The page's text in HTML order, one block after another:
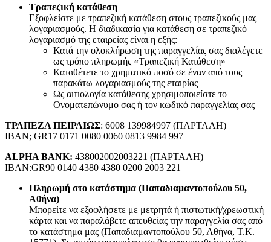
Τραπεζική κατάθεση
Εξοφλείστε με τραπεζική κατάθεση στους τραπεζικούς μας
λογαριασμούς. Η διαδικασία για κατάθεση σε τραπεζικό
λογαριασμό της εταιρείας είναι η εξής:
Κατά την ολοκλήρωση της παραγγελίας σας διαλέγετε
ως τρόπο πληρωμής «Τραπεζική Κατάθεση»
Καταθέτετε το χρηματικό ποσό σε έναν από τους
παρακάτω λογαριασμούς της εταιρίας
Ως αιτιολογία κατάθεσης χρησιμοποιείστε το
Ονοματεπώνυμο σας ή τον κωδικό παραγγελίας σας
ΤΡΑΠΕΖΑ ΠΕΙΡΑΙΩΣ: 6008 139984997 (ΠΑΡΤΑΛΗ)
IBAN; GR17 0171 0080 0060 0813 9984 997
ALPHA BANK: 438002002003221 (ΠΑΡΤΑΛΗ)
IBAN:GR90 0140 4380 4380 0200 2003 221
Πληρωμή στο κατάστημα (Παπαδιαμαντοπούλου 50,
Αθήνα)
Μπορείτε να εξοφλήσετε με μετρητά ή πιστωτική/χρεωστική
κάρτα και να παραλάβετε απευθείας την παραγγελία σας από
το κατάστημα μας (Παπαδιαμαντοπούλου 50, Αθήνα, Τ.Κ.